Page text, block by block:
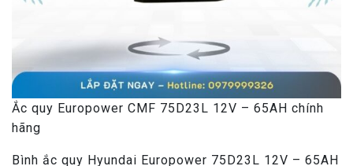
Ắc quy Europower CMF 75D23L 12V – 65AH chính
hãng
Bình ắc quy Hyundai Europower 75D23L 12V – 65AH